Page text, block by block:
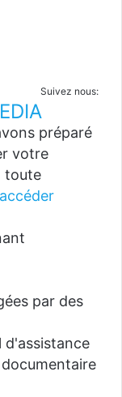
Suivez nous:
préparé
votre
toute
par des
d'assistance